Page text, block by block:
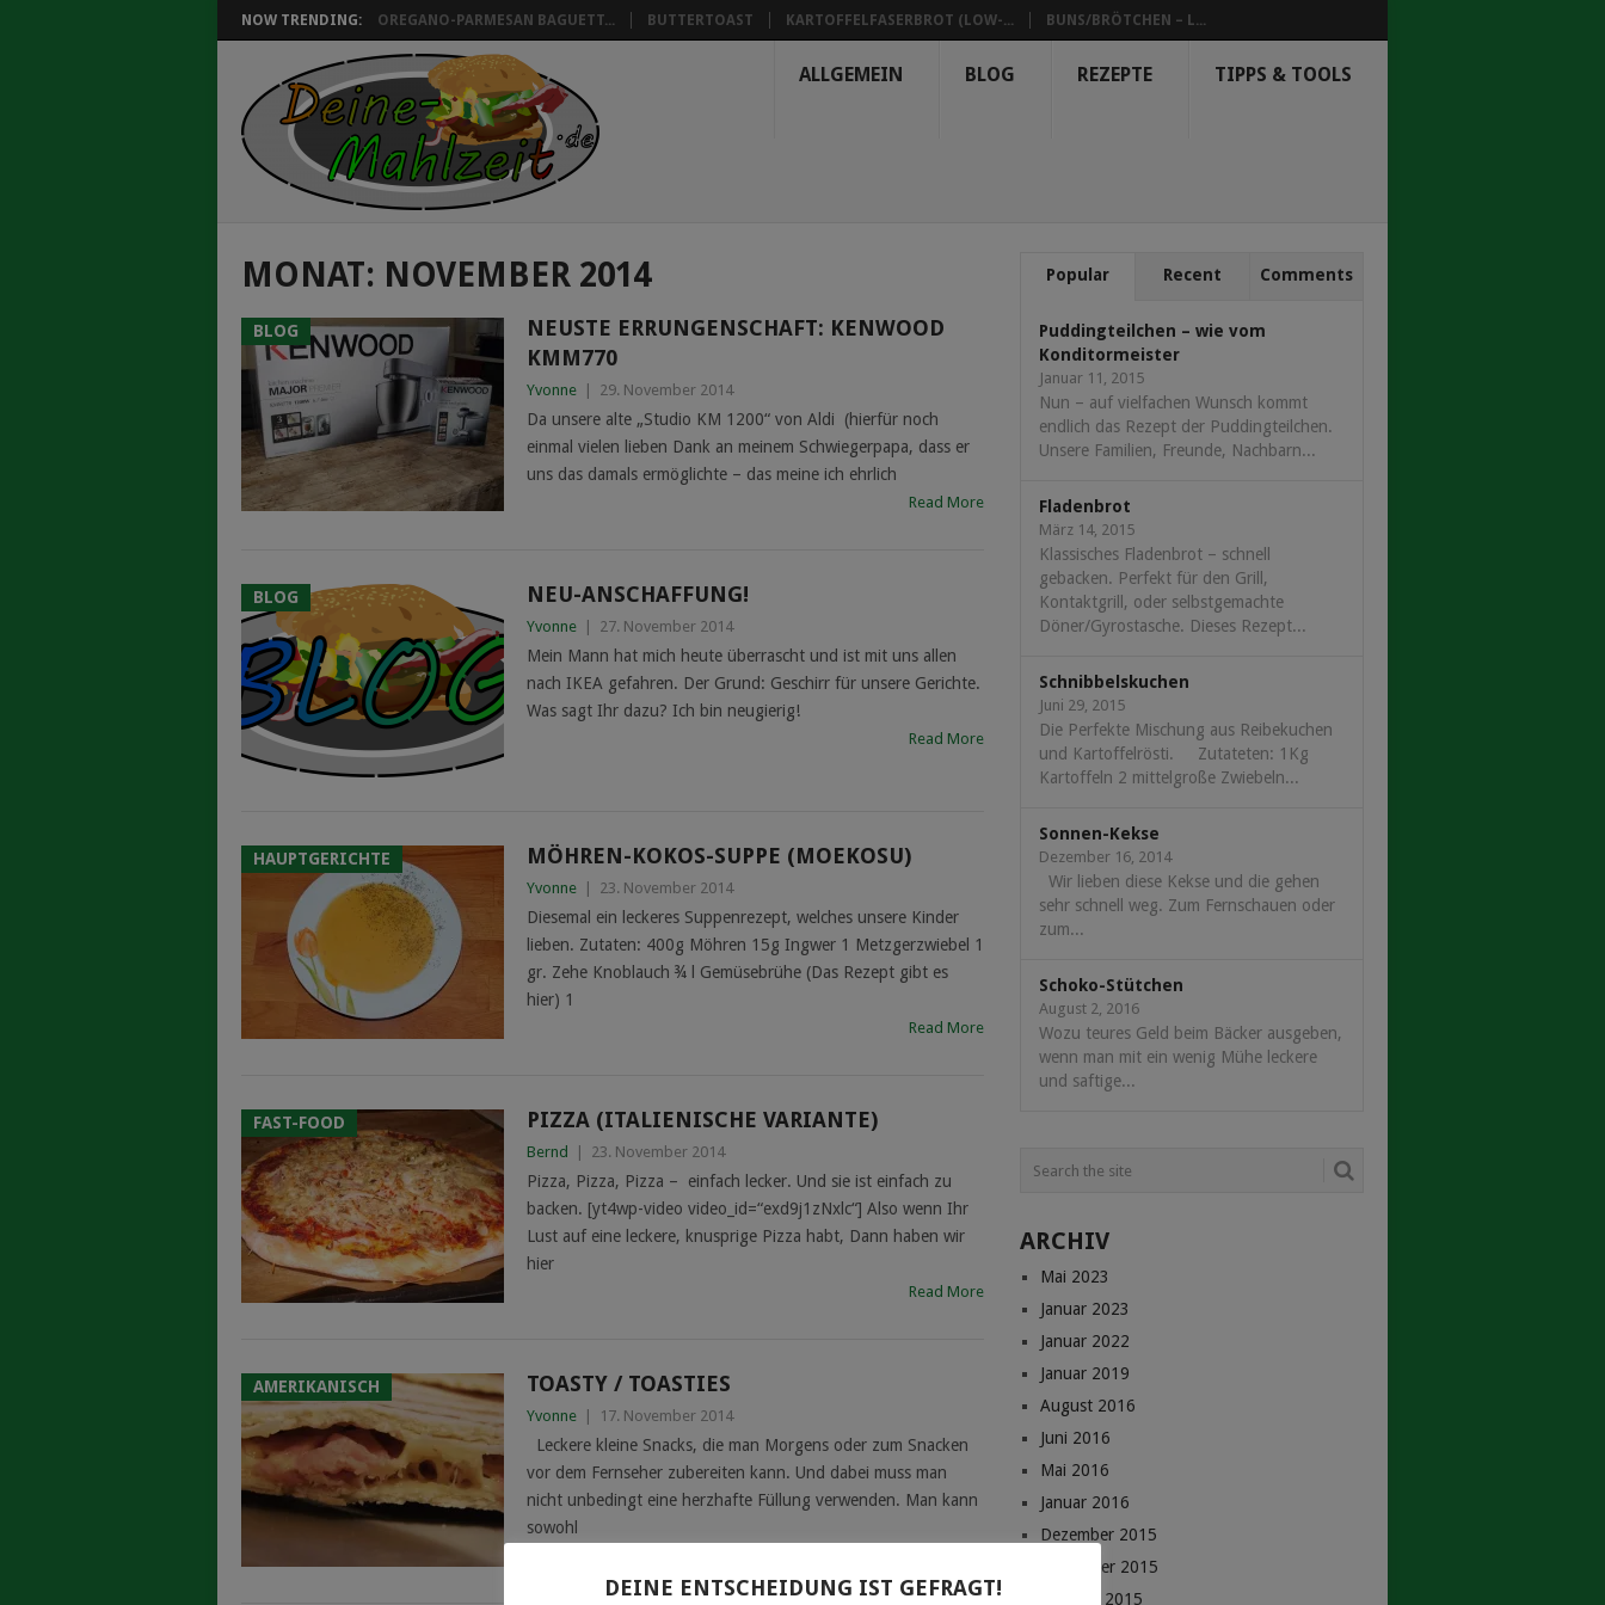
NOW TRENDING: OREGANO-PARMESAN BAGUETT... BUTTERTOAST KARTOFFELFASERBROT (LOW-... BUNS/BRÖTCHEN – L...
ALLGEMEIN BLOG REZEPTE TIPPS & TOOLS
MONAT: NOVEMBER 2014
BLOG
NEUSTE ERRUNGENSCHAFT: KENWOOD
KMM770
Yvonne 29. November 2014
Da unsere alte „Studio KM 1200“ von Aldi (hierfür noch
einmal vielen lieben Dank an meinem Schwiegerpapa, dass er
uns das damals ermöglichte – das meine ich ehrlich
Read More
BLOG NEU-ANSCHAFFUNG!
Yvonne 27. November 2014
Mein Mann hat mich heute überrascht und ist mit uns allen
nach IKEA gefahren. Der Grund: Geschirr für unsere Gerichte.
Was sagt Ihr dazu? Ich bin neugierig!
Read More
HAUPTGERICHTE MÖHREN-KOKOS-SUPPE (MOEKOSU)
Yvonne 23. November 2014
Diesemal ein leckeres Suppenrezept, welches unsere Kinder
lieben. Zutaten: 400g Möhren 15g Ingwer 1 Metzgerzwiebel 1
gr. Zehe Knoblauch ¾ l Gemüsebrühe (Das Rezept gibt es
hier) 1
Read More
FAST-FOOD PIZZA (ITALIENISCHE VARIANTE)
Bernd 23. November 2014
Pizza, Pizza, Pizza – einfach lecker. Und sie ist einfach zu
backen. [yt4wp-video video_id=“exd9j1zNxlc“] Also wenn Ihr
Lust auf eine leckere, knusprige Pizza habt, Dann haben wir
hier
Read More
AMERIKANISCH TOASTY / TOASTIES
Yvonne 17. November 2014
Leckere kleine Snacks, die man Morgens oder zum Snacken
vor dem Fernseher zubereiten kann. Und dabei muss man
nicht unbedingt eine herzhafte Füllung verwenden. Man kann
sowohl
Popular Recent Comments
Puddingteilchen – wie vom
Konditormeister
Januar 11, 2015
Nun – auf vielfachen Wunsch kommt
endlich das Rezept der Puddingteilchen.
Unsere Familien, Freunde, Nachbarn...
Fladenbrot
März 14, 2015
Klassisches Fladenbrot – schnell
gebacken. Perfekt für den Grill,
Kontaktgrill, oder selbstgemachte
Döner/Gyrostasche. Dieses Rezept...
Schnibbelskuchen
Juni 29, 2015
Die Perfekte Mischung aus Reibekuchen
und Kartoffelrösti. Zutateten: 1Kg
Kartoffeln 2 mittelgroße Zwiebeln...
Sonnen-Kekse
Dezember 16, 2014
Wir lieben diese Kekse und die gehen
sehr schnell weg. Zum Fernschauen oder
zum...
Schoko-Stütchen
August 2, 2016
Wozu teures Geld beim Bäcker ausgeben,
wenn man mit ein wenig Mühe leckere
und saftige...
ARCHIV
Mai 2023
Januar 2023
Januar 2022
Januar 2019
August 2016
Juni 2016
Mai 2016
Januar 2016
Dezember 2015
November 2015
Oktober 2015
DEINE ENTSCHEIDUNG IST GEFRAGT!